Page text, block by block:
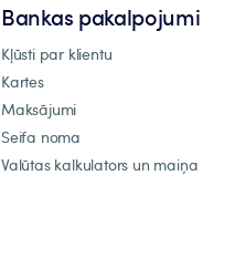
Bankas pakalpojumi
Kļūsti par klientu
Kartes
Maksājumi
Seifa noma
Valūtas kalkulators un maiņa